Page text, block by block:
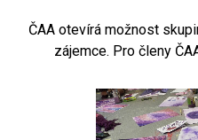
ČAA otevírá možnost
zájemce. Pro členy